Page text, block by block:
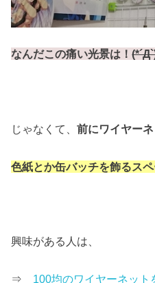
なんだこの痛い光景は！
じゃなくて、前にワイヤー
色紙とか缶バッチを飾るス
興味がある人は、
⇒ 100均のワイヤーネット